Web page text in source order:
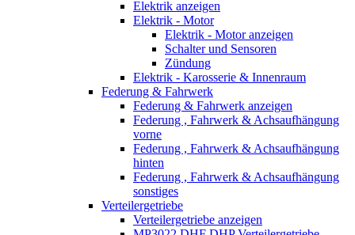
Elektrik anzeigen
Elektrik - Motor
Elektrik - Motor anzeigen
Schalter und Sensoren
Zündung
Elektrik - Karosserie & Innenraum
Federung & Fahrwerk
Federung & Fahrwerk anzeigen
Federung , Fahrwerk & Achsaufhängung
vorne
Federung , Fahrwerk & Achsaufhängung
hinten
Federung , Fahrwerk & Achsaufhängung
sonstiges
Verteilergetriebe
Verteilergetriebe anzeigen